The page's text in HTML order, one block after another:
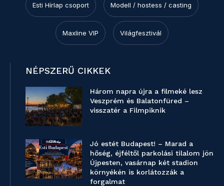
Esti Hírlap csoport Modell / hostess / casting
Maxline VIP Világfesztivál
NÉPSZERŰ CIKKEK
Három napra újra a filmeké lesz
Veszprém és Balatonfüred –
visszatér a Filmpiknik
Jó estét Budapest! – Marad a
hőség, éjféltől parkolási tilalom jön
Újpesten, vasárnap két stadion
környékén is korlátozzák a
forgalmat